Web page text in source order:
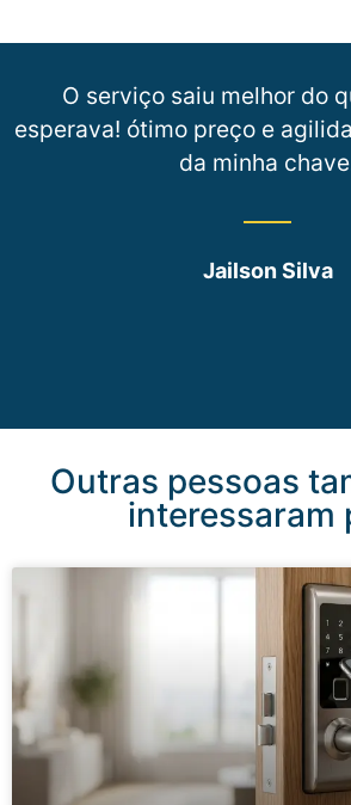
O serviço saiu melhor do
esperava! ótimo preço e
da minha
Jailson Silva
Outras pessoas
interessaram